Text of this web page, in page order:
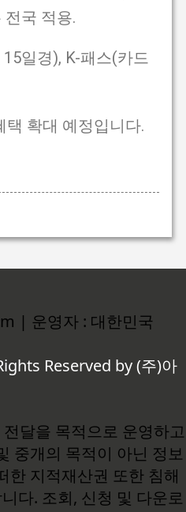
전국 적용.
일경), K-패스(카드
택 확대 예정입니다.
| 운영자 : 대한민국
Reserved by (주)아
달을 목적으로 운영하고
중개의 목적이 아닌 정보
한 지적재산권 또한 침해
다. 조회, 신청 및 다운로